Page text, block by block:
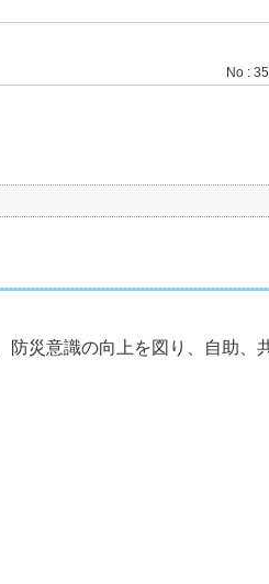
No :
災意識の向上を図り、自助、